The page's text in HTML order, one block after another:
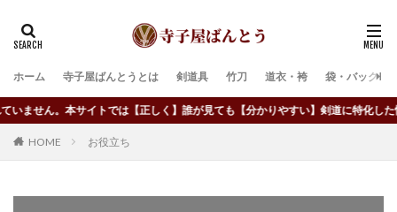
ホーム 寺子屋ばんとうとは 剣道具 竹刀 道衣・袴 袋・バック
サイトでは【正しく】誰が見ても【分かりやすい】剣道に特化した情報を配信
HOME お役立ち